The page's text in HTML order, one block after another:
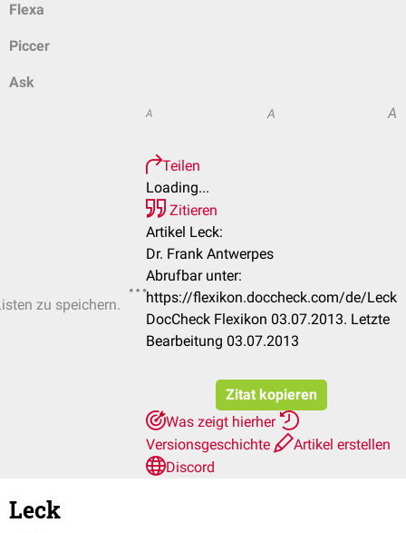
Flexa
Piccer
Ask
zu speichern.
A A A
Teilen
Loading...
Zitieren
Artikel Leck:
Dr. Frank Antwerpes
Abrufbar unter:
https://flexikon.doccheck.com/de/Leck
DocCheck Flexikon 03.07.2013. Letzte
Bearbeitung 03.07.2013
Zitat kopieren
Was zeigt hierher
Versionsgeschichte
Artikel erstellen
Discord
Leck